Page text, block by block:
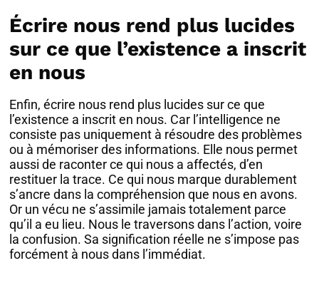
Écrire nous rend plus lucides
sur ce que l’existence a inscrit
en nous
Enfin, écrire nous rend plus lucides sur ce que
l’existence a inscrit en nous. Car l’intelligence ne
consiste pas uniquement à résoudre des problèmes
ou à mémoriser des informations. Elle nous permet
aussi de raconter ce qui nous a affectés, d’en
restituer la trace. Ce qui nous marque durablement
s’ancre dans la compréhension que nous en avons.
Or un vécu ne s’assimile jamais totalement parce
qu’il a eu lieu. Nous le traversons dans l’action, voire
la confusion. Sa signification réelle ne s’impose pas
forcément à nous dans l’immédiat.